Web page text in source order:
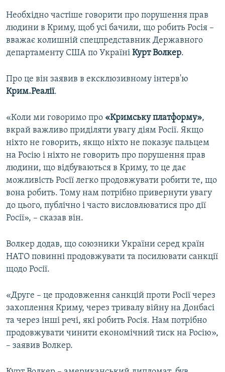
Усі сайти RFE/RL
Необхідно частіше говорити про порушення прав
людини в Криму, щоб усі бачили, що робить Росія –
вважає колишній спецпредставник Державного
департаменту США по Україні Курт Волкер.
Про це він заявив в ексклюзивному інтерв'ю
Крим.Реалії.
«Коли ми говоримо про «Кримську платформу»,
вкрай важливо приділяти увагу діям Росії. Якщо
ніхто не говорить, якщо ніхто не показує пальцем
на Росію і ніхто не говорить про порушення прав
людини, що відбуваються в Криму, то це дає
можливість Росії легко продовжувати робити те, що
вона робить. Тому нам потрібно привернути увагу
до цього, публічно і часто висловлюватися про дії
Росії», – сказав він.
Волкер додав, що союзники України серед країн
НАТО повинні продовжувати та посилювати санкції
щодо Росії.
«Друге – це продовження санкцій проти Росії через
захоплення Криму, через тривалу війну на Донбасі
та через інші речі, які робить Росія. Нам потрібно
продовжувати чинити економічний тиск на Росію»,
– заявив Волкер.